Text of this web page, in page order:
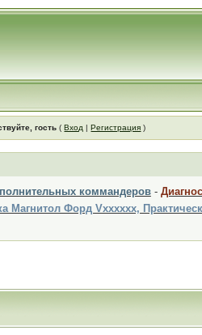
гость (Вход |Регистрация )
коммандеров-
Магнитол Форд Vxxxxxx,